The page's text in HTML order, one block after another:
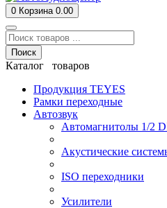
0 Корзина 0.00
Поиск
Каталог товаров
Продукция TEYES
Рамки переходные
Автозвук
Автомагнитолы 1/2
Акустические
ISO переходники
Усилители